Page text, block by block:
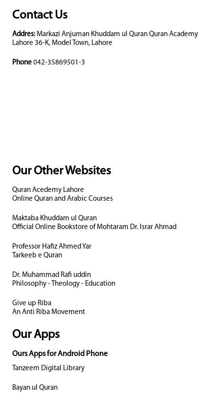
Contact Us
Addres: Markazi Anjuman Khuddam ul Quran Quran Academy
Lahore 36-K, Model Town, Lahore
Phone 042-35869501-3
Our Other Websites
Quran Acedemy Lahore
Online Quran and Arabic Courses
Maktaba Khuddam ul Quran
Official Online Bookstore of Mohtaram Dr. Israr Ahmad
Professor Hafiz Ahmed Yar
Tarkeeb e Quran
Dr. Muhammad Rafi uddin
Philosophy - Theology - Education
Give up Riba
An Anti Riba Movement
Our Apps
Ours Apps for Android Phone
Tanzeem Digital Library
Bayan ul Quran